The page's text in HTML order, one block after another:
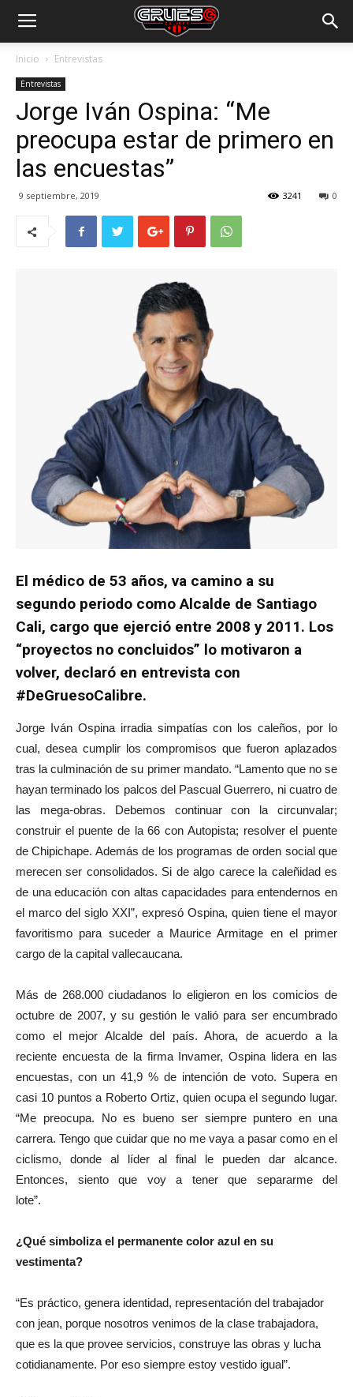
Inicio Entrevistas
Entrevistas
Jorge Iván Ospina: “Me
preocupa estar de primero en
las encuestas”
9 septiembre, 2019 0
3241
El médico de 53 años, va camino a su
segundo periodo como Alcalde de Santiago
Cali, cargo que ejerció entre 2008 y 2011. Los
“proyectos no concluidos” lo motivaron a
volver, declaró en entrevista con
#DeGruesoCalibre.
Jorge Iván Ospina irradia simpatías con los caleños, por lo
cual, desea cumplir los compromisos que fueron aplazados
tras la culminación de su primer mandato. “Lamento que no se
hayan terminado los palcos del Pascual Guerrero, ni cuatro de
las mega-obras. Debemos continuar con la circunvalar;
construir el puente de la 66 con Autopista; resolver el puente
de Chipichape. Además de los programas de orden social que
merecen ser consolidados. Si de algo carece la caleñidad es
de una educación con altas capacidades para entendernos en
el marco del siglo XXI”, expresó Ospina, quien tiene el mayor
favoritismo para suceder a Maurice Armitage en el primer
cargo de la capital vallecaucana.
Más de 268.000 ciudadanos lo eligieron en los comicios de
octubre de 2007, y su gestión le valió para ser encumbrado
como el mejor Alcalde del país. Ahora, de acuerdo a la
reciente encuesta de la firma Invamer, Ospina lidera en las
encuestas, con un 41,9 % de intención de voto. Supera en
casi 10 puntos a Roberto Ortiz, quien ocupa el segundo lugar.
“Me preocupa. No es bueno ser siempre puntero en una
carrera. Tengo que cuidar que no me vaya a pasar como en el
ciclismo, donde al líder al final le pueden dar alcance.
Entonces, siento que voy a tener que separarme del
lote”.
¿Qué simboliza el permanente color azul en su
vestimenta?
“Es práctico, genera identidad, representación del trabajador
con jean, porque nosotros venimos de la clase trabajadora,
que es la que provee servicios, construye las obras y lucha
cotidianamente. Por eso siempre estoy vestido igual”.